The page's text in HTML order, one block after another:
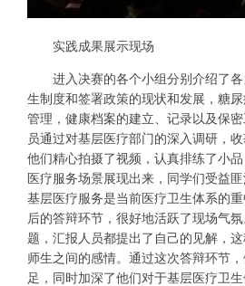
实践成果展示现场
进入决赛的各个小组分别介绍了
生制度和签署政策的现状和发展，糖
管理，健康档案的建立、记录以及保
员通过对基层医疗部门的深入调研，
他们精心拍摄了视频，认真排练了小
医疗服务场景展现出来，同学们受益
基层医疗服务是当前医疗卫生体系的
后的答辩环节，很好地活跃了现场气
题，汇报人员都提出了自己的见解，
师生之间的感情。通过这次答辩环节
足，同时加深了他们对于基层医疗卫